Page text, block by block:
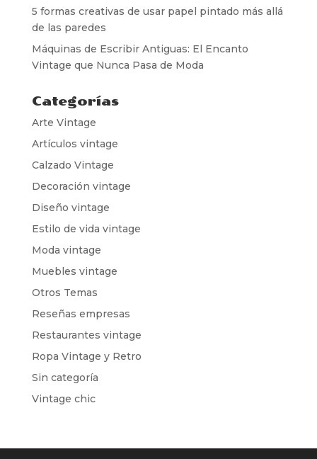
5 formas creativas de usar papel pintado más allá
de las paredes
Máquinas de Escribir Antiguas: El Encanto
Vintage que Nunca Pasa de Moda
Categorías
Arte Vintage
Artículos vintage
Calzado Vintage
Decoración vintage
Diseño vintage
Estilo de vida vintage
Moda vintage
Muebles vintage
Otros Temas
Reseñas empresas
Restaurantes vintage
Ropa Vintage y Retro
Sin categoría
Vintage chic